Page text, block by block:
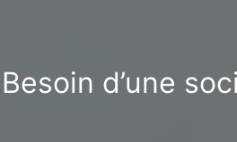
Besoin d’une